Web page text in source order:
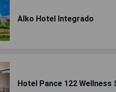
Alko Hotel Integrado
Hotel Pance 122 Wellness